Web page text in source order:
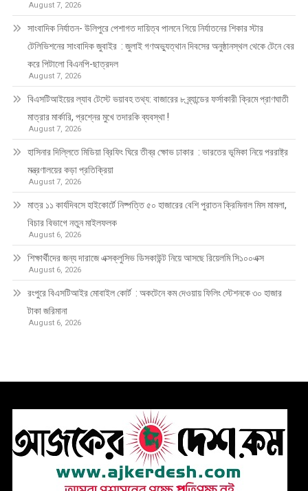
August 7, 2026
সাংবাদিক নির্যাতন- উলিপুরে পেশাগত দায়িত্ব পালনে গিয়ে নির্যাতনের শিকার স্টার
টেলিভিশনের সাংবাদিক জুবাইর : জুলাই গণঅভ্যুত্থান দিবসের অনুষ্ঠানস্থল থেকে টেনে বের
করে পিটালো বিএনপি-ছাত্রদল
August 7, 2026
বিএসটিআইয়ের ল্যাব টেস্টে ভয়াবহ তথ্য: বাজারের ৮ ব্র্যান্ডের ফর্সাকারী ক্রিমে প্রাণঘাতী
মাত্রার মার্কারি, প্রশ্নের মুখে তদারকি ব্যবস্থা !
August 7, 2026
হাসিনার দিল্লিতে মিডিয়া ব্রিফিং ঘিরে তীব্র ক্ষোভ ঢাকার : ভারতের ভূমিকা নিয়ে পররাষ্ট্র
মন্ত্রণালয়ের কড়া প্রতিক্রিয়া
August 7, 2026
মাত্র ১১ কার্যদিবসে হাইকোর্টে নিষ্পত্তি ৫০ হাজারের বেশি পুরাতন ক্রিমিনাল মিস মামলা,
বিচার বিভাগে নতুন মাইলফলক
August 6, 2026
শিক্ষার্থীদের জন্য দারাজে এক্সক্লুসিভ ডিসকাউন্ট নিয়ে আসছে রিয়েলমি সি১০০এক্স
August 6, 2026
রংপুরে বিএসটিআইর মোবাইল কোর্ট : অকটেনে কম দেওয়ায় ফিলিং স্টেশনকে ৩০ হাজার
টাকা জরিমানা
August 6, 2026